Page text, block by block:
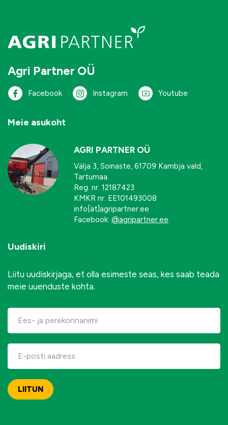
Agri Partner OÜ
Facebook Instagram Youtube
Meie asukoht
AGRI PARTNER OÜ
Välja 3, Soinaste, 61709 Kambja vald,
Tartumaa.
Reg. nr. 12187423
KMKR nr. EE101493008
info[ät]agripartner.ee
Facebook: @agripartner.ee
Uudiskiri
Liitu uudiskirjaga, et olla esimeste seas, kes saab teada
meie uuenduste kohta.